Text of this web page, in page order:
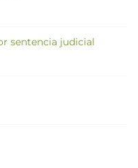
sentencia judicial